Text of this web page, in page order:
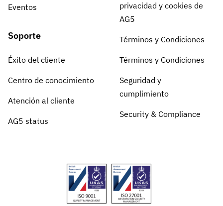
Eventos
Soporte
Éxito del cliente
Centro de conocimiento
Atención al cliente
AG5 status
privacidad y cookies de
AG5
Términos y Condiciones
Términos y Condiciones
Seguridad y
cumplimiento
Security & Compliance